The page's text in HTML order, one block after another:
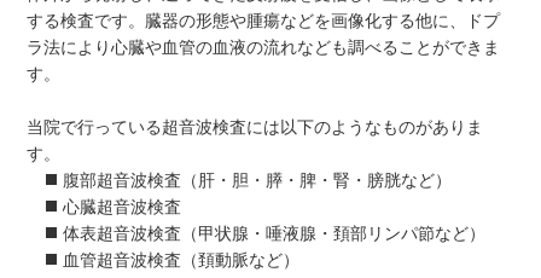
する検査です。臓器の形態や腫瘍などを画像化する他に、ドプ
ラ法により心臓や血管の血液の流れなども調べることができま
す。
当院で行っている超音波検査には以下のようなものがありま
す。
腹部超音波検査（肝・胆・膵・脾・腎・膀胱など）
心臓超音波検査
体表超音波検査（甲状腺・唾液腺・頚部リンパ節など）
血管超音波検査（頚動脈など）